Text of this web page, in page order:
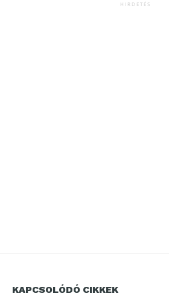
HIRDETÉS
KAPCSOLÓDÓ CIKKEK